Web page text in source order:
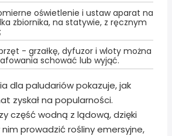
oświetlenie i ustaw aparat na
zbiornika, na statywie, z ręcznym
- grzałkę, dyfuzor i wloty można
schować lub wyjąć.
dla paludariów pokazuje, jak
zyskał na popularności.
część wodną z lądową, dzięki
prowadzić rośliny emersyjne,